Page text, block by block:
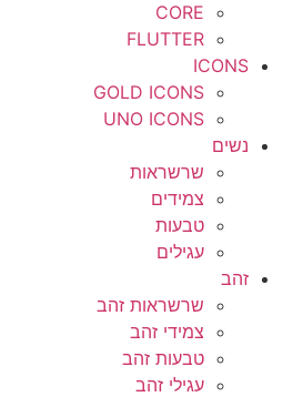
CORE
FLUTTER
ICONS
GOLD ICONS
UNO ICONS
נשים
שרשראות
צמידים
טבעות
עגילים
זהב
שרשראות זהב
צמידי זהב
טבעות זהב
עגילי זהב